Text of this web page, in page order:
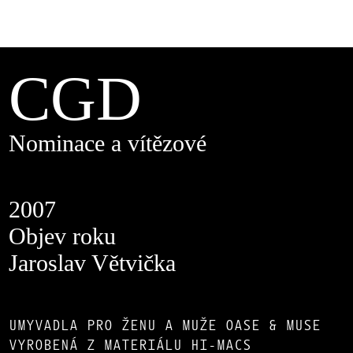
CGD
Nominace a vítězové
2007
Objev roku
Jaroslav Větvička
UMYVADLA PRO ŽENU A MUŽE OASE & MUSE
VYROBENÁ Z MATERIÁLU HI-MACS